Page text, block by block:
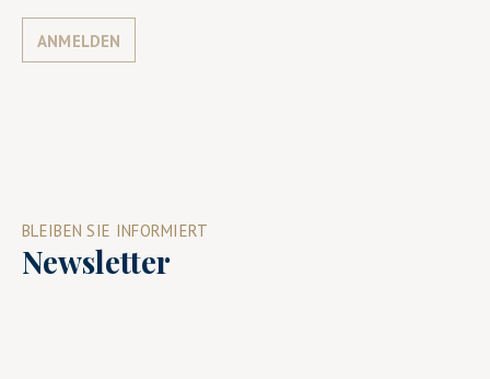
ANMELDEN
BLEIBEN SIE INFORMIERT
Newsletter